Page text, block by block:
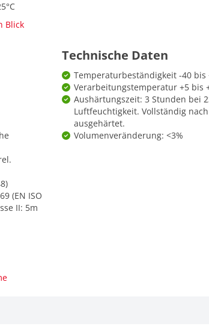
Blick
(EN ISO
II: 5m
Technische Daten
Temperaturbeständigkeit -40 bis
Verarbeitungstemperatur +5 bis
Aushärtungszeit: 3 Stunden bei
Luftfeuchtigkeit. Vollständig
ausgehärtet.
Volumenveränderung: <3%